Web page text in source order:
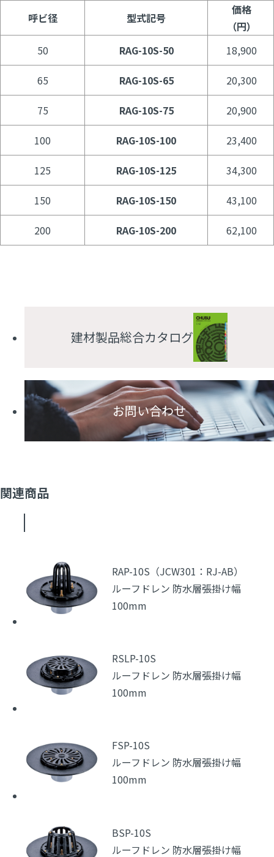
呼ビ径 型式記号
価格
（円）
50
RAG-10S-50 18,900
65 RAG-10S-65 20,300
75 RAG-10S-75 20,900
100 RAG-10S-100 23,400
125 RAG-10S-125 34,300
150 RAG-10S-150 43,100
200 RAG-10S-200 62,100
建材製品総合カタログ
お問い合わせ
関連商品
RAP-10S（JCW301：RJ-AB）
ルーフドレン 防水層張掛け幅
100mm
RSLP-10S
ルーフドレン 防水層張掛け幅
100mm
FSP-10S
ルーフドレン 防水層張掛け幅
100mm
BSP-10S
ルーフドレン 防水層張掛け幅